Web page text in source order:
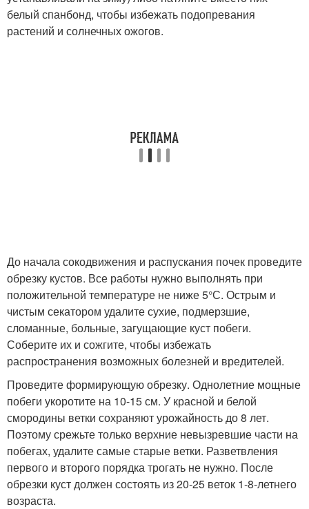
белый спанбонд, чтобы избежать подопревания
растений и солнечных ожогов.
До начала сокодвижения и распускания почек проведите
обрезку кустов. Все работы нужно выполнять при
положительной температуре не ниже 5°С. Острым и
чистым секатором удалите сухие, подмерзшие,
сломанные, больные, загущающие куст побеги.
Соберите их и сожгите, чтобы избежать
распространения возможных болезней и вредителей.
Проведите формирующую обрезку. Однолетние мощные
побеги укоротите на 10-15 см. У красной и белой
смородины ветки сохраняют урожайность до 8 лет.
Поэтому срежьте только верхние невызревшие части на
побегах, удалите самые старые ветки. Разветвления
первого и второго порядка трогать не нужно. После
обрезки куст должен состоять из 20-25 веток 1-8-летнего
возраста.